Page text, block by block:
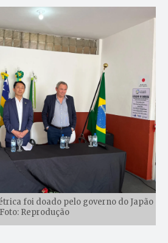
foi doado pelo governo do Japão
Foto: Reprodução